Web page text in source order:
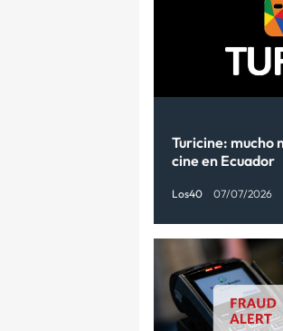
Turicine: mucho
cine en Ecuador
Los40 07/07/2026